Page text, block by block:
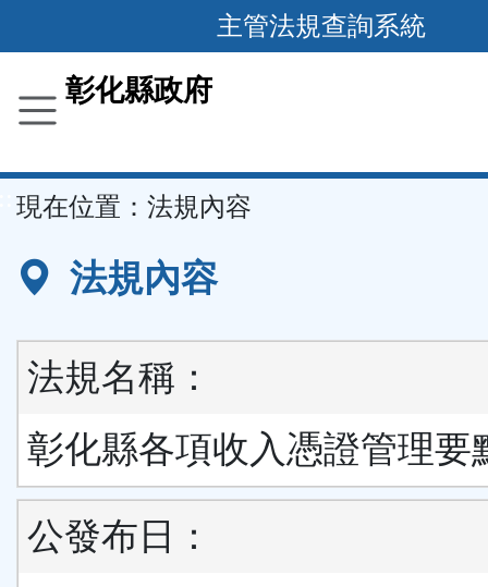
到
要
容
區
主管法規查詢系統
彰化縣政府
現在位置： 法規內容
法規內容
法規名稱：
彰化縣各項收入憑證管理要
公發布日：